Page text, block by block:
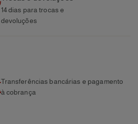
14 dias para trocas e
devoluções
Transferências bancárias e pagamento
à cobrança